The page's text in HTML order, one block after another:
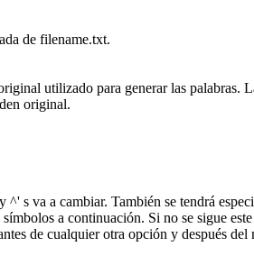
de filename.txt.
utilizado para generar las palabras.
original.
va a cambiar. También se tendrá
a continuación. Si no se sigue
de cualquier otra opción y después